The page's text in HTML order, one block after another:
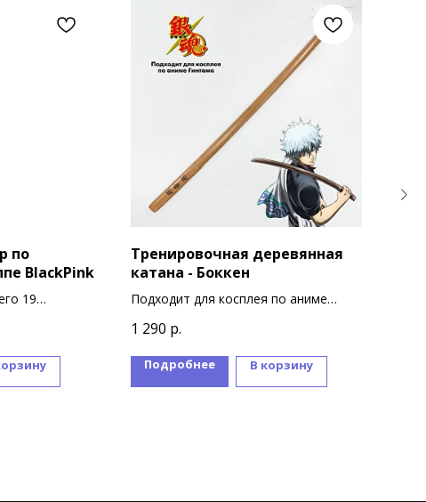
по
BlackPink
19
Тренировочная деревянная
катана - Боккен
Подходит для косплея по аниме
Гинтоки
1 290 р.
Подробнее В корзину